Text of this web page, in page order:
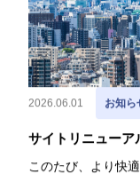
2026.06.01 お知ら
サイトリニューア
このたび、より快